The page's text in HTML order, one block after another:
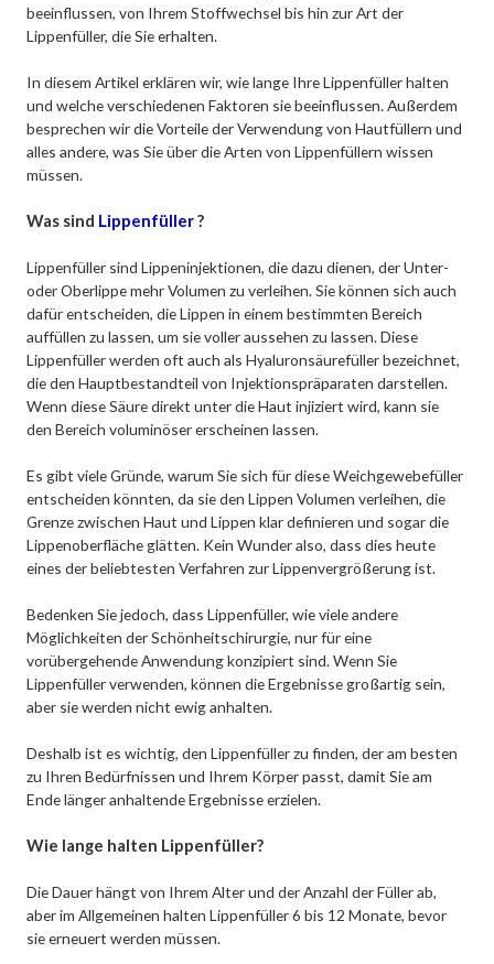
beeinflussen, von Ihrem Stoffwechsel bis hin zur Art der
Lippenfüller, die Sie erhalten.
In diesem Artikel erklären wir, wie lange Ihre Lippenfüller halten
und welche verschiedenen Faktoren sie beeinflussen. Außerdem
besprechen wir die Vorteile der Verwendung von Hautfüllern und
alles andere, was Sie über die Arten von Lippenfüllern wissen
müssen.
Was sind Lippenfüller?
Lippenfüller sind Lippeninjektionen, die dazu dienen, der Unter-
oder Oberlippe mehr Volumen zu verleihen. Sie können sich auch
dafür entscheiden, die Lippen in einem bestimmten Bereich
auffüllen zu lassen, um sie voller aussehen zu lassen. Diese
Lippenfüller werden oft auch als Hyaluronsäurefüller bezeichnet,
die den Hauptbestandteil von Injektionspräparaten darstellen.
Wenn diese Säure direkt unter die Haut injiziert wird, kann sie
den Bereich voluminöser erscheinen lassen.
Es gibt viele Gründe, warum Sie sich für diese Weichgewebefüller
entscheiden könnten, da sie den Lippen Volumen verleihen, die
Grenze zwischen Haut und Lippen klar definieren und sogar die
Lippenoberfläche glätten. Kein Wunder also, dass dies heute
eines der beliebtesten Verfahren zur Lippenvergrößerung ist.
Bedenken Sie jedoch, dass Lippenfüller, wie viele andere
Möglichkeiten der Schönheitschirurgie, nur für eine
vorübergehende Anwendung konzipiert sind. Wenn Sie
Lippenfüller verwenden, können die Ergebnisse großartig sein,
aber sie werden nicht ewig anhalten.
Deshalb ist es wichtig, den Lippenfüller zu finden, der am besten
zu Ihren Bedürfnissen und Ihrem Körper passt, damit Sie am
Ende länger anhaltende Ergebnisse erzielen.
Wie lange halten Lippenfüller?
Die Dauer hängt von Ihrem Alter und der Anzahl der Füller ab,
aber im Allgemeinen halten Lippenfüller 6 bis 12 Monate, bevor
sie erneuert werden müssen.